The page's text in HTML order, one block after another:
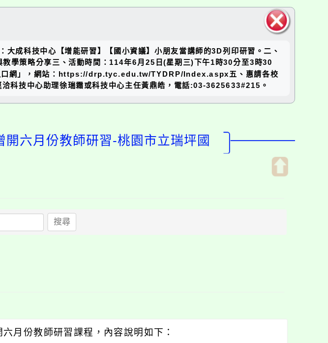
塊
成科技中心【增能研習】【國小資議】小朋友當講師的3D列印研習。二、
學策略分享三、活動時間：114年6月25日(星期三)下午1時30分至3時30
口網」，網站：https://drp.tyc.edu.tw/TYDRP/Index.aspx五、惠請各校
科技中心助理徐瑞霜或科技中心主任黃鼎皓，電話:03-3625633#215。
六月份教師研習-桃園市立瑞坪國
搜尋
份教師研習課程，內容說明如下：